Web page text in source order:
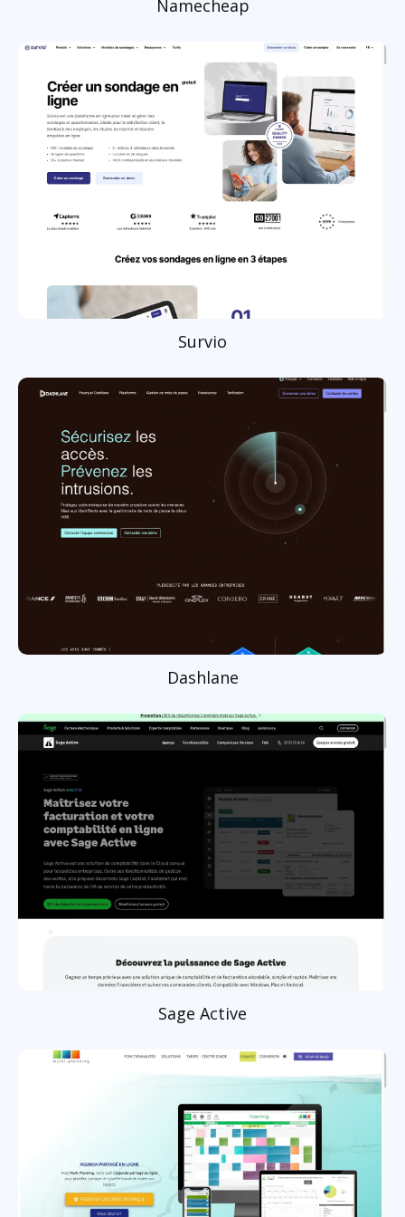
Namecheap
Survio
Dashlane
Sage Active